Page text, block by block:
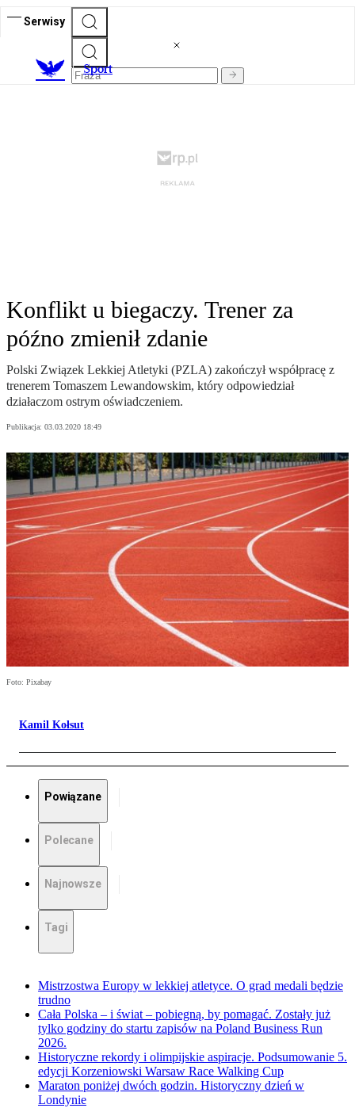
Serwisy
Sport
Konflikt u biegaczy. Trener za
późno zmienił zdanie
Polski Związek Lekkiej Atletyki (PZLA) zakończył współpracę z
trenerem Tomaszem Lewandowskim, który odpowiedział
działaczom ostrym oświadczeniem.
Publikacja: 03.03.2020 18:49
Foto: Pixabay
Kamil Kołsut
Powiązane
Polecane
Najnowsze
Tagi
Mistrzostwa Europy w lekkiej atletyce. O grad medali będzie
trudno
Cała Polska – i świat – pobiegną, by pomagać. Zostały już
tylko godziny do startu zapisów na Poland Business Run
2026.
Historyczne rekordy i olimpijskie aspiracje. Podsumowanie 5.
edycji Korzeniowski Warsaw Race Walking Cup
Maraton poniżej dwóch godzin. Historyczny dzień w
Londynie